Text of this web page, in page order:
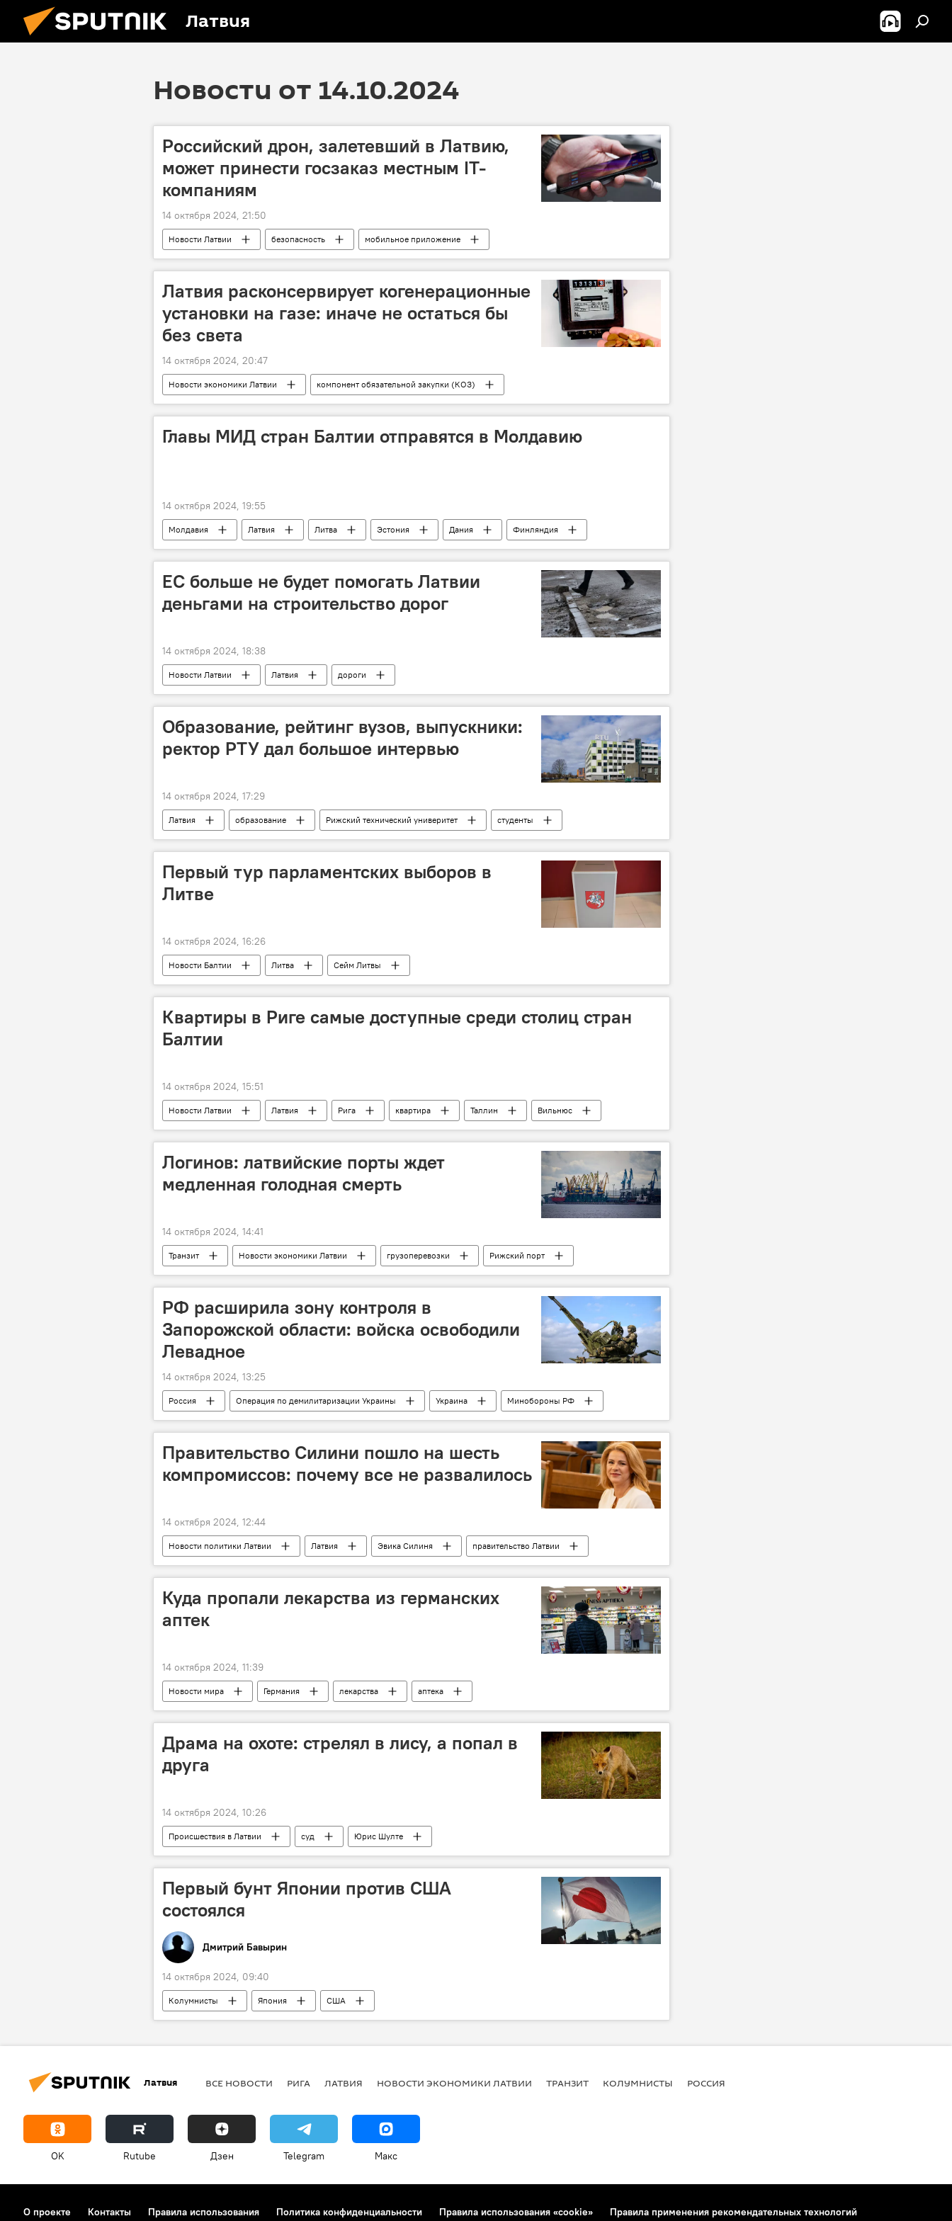
Латвия
Новости от 14.10.2024
Российский дрон, залетевший в Латвию,
может принести госзаказ местным IT-
компаниям
14 октября 2024, 21:50
Новости Латвии безопасность мобильное приложение
Латвия расконсервирует когенерационные
установки на газе: иначе не остаться бы
без света
14 октября 2024, 20:47
Новости экономики Латвии
компонент обязательной закупки (КОЗ)
энергокольцо БРЭЛЛ
электроэнергия
Главы МИД стран Балтии отправятся в Молдавию
14 октября 2024, 19:55
Молдавия Латвия Литва Эстония Дания
Финляндия
Исландия
Норвегия Швеция
ЕС больше не будет помогать Латвии
деньгами на строительство дорог
14 октября 2024, 18:38
Новости Латвии Латвия дороги
Образование, рейтинг вузов, выпускники:
ректор РТУ дал большое интервью
14 октября 2024, 17:29
Латвия образование Рижский технический универитет студенты
Первый тур парламентских выборов в
Литве
14 октября 2024, 16:26
Новости Балтии Литва Сейм Литвы
Квартиры в Риге самые доступные среди столиц стран
Балтии
14 октября 2024, 15:51
Новости Латвии Латвия Рига квартира Таллин Вильнюс
Логинов: латвийские порты ждет
медленная голодная смерть
14 октября 2024, 14:41
Транзит Новости экономики Латвии грузоперевозки Рижский порт
РФ расширила зону контроля в
Запорожской области: войска освободили
Левадное
14 октября 2024, 13:25
Россия Операция по демилитаризации Украины Украина
Минобороны РФ
военная операция
военная техника военнослужащие ВС РФ ВСУ
Правительство Силини пошло на шесть
компромиссов: почему все не развалилось
14 октября 2024, 12:44
Новости политики Латвии Латвия Эвика Силиня правительство Латвии
Куда пропали лекарства из германских
аптек
14 октября 2024, 11:39
Новости мира Германия лекарства аптека
Драма на охоте: стрелял в лису, а попал в
друга
14 октября 2024, 10:26
Происшествия в Латвии суд Юрис Шулте
Первый бунт Японии против США
состоялся
Дмитрий Бавырин
14 октября 2024, 09:40
Колумнисты Япония США
Латвия ВСЕ НОВОСТИ РИГА ЛАТВИЯ НОВОСТИ ЭКОНОМИКИ ЛАТВИИ ТРАНЗИТ КОЛУМНИСТЫ РОССИЯ
OK Rutube Дзен Telegram Макс
О проекте Контакты Правила использования Политика конфиденциальности Правила использования «cookie» Правила применения рекомендательных технологий